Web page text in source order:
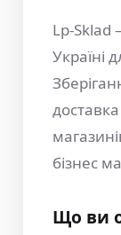
Lp-Sklad
Україні
бізнес
Що ви